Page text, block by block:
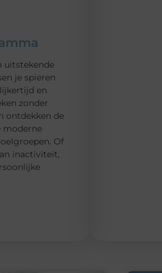
uitstekende
je spieren
en
zonder
ontdekken de
moderne
Of
inactiviteit,